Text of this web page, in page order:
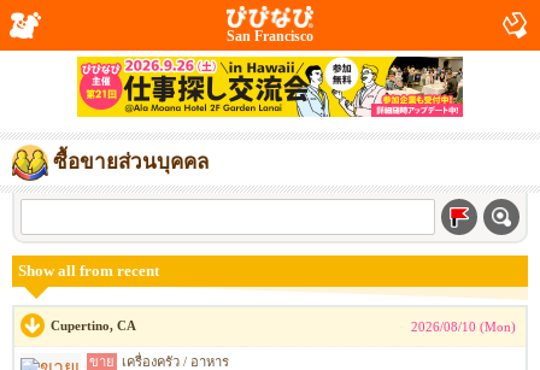
San Francisco
ซื้อขายส่วนบุคคล
Show all from recent
Cupertino, CA 2026/08/10 (Mon)
ขาย เครื่องครัว / อาหาร